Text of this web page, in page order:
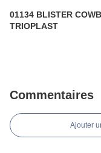
01134 BLISTER
TRIOPLAST
Commentaires
Ajouter